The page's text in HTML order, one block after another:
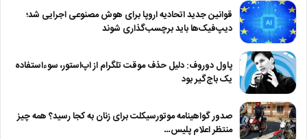
قوانین جدید اتحادیه اروپا برای هوش مصنوعی اجرایی شد؛
دیپ‌فیک‌ها باید برچسب‌گذاری شوند
پاول دوروف: دلیل حذف موقت تلگرام از اپ‌استور، سوءاستفاده
یک باج‌گیر بود
صدور گواهینامه موتورسیکلت برای زنان به کجا رسید؟ همه چیز
منتظر اعلام پلیس…